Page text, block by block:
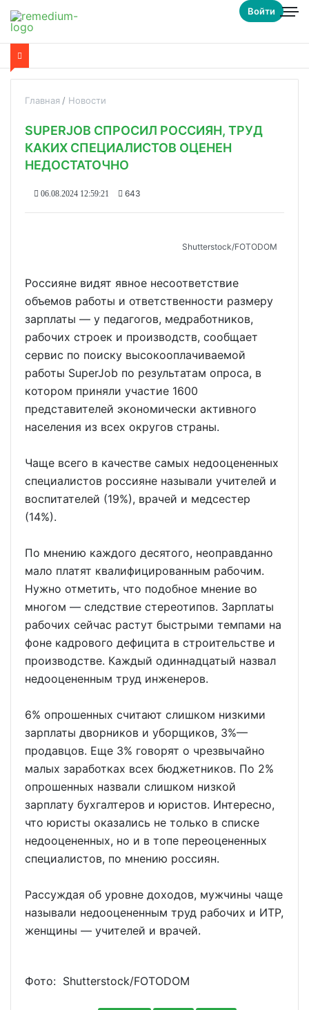
Войти
Главная Новости
SUPERJOB СПРОСИЛ РОССИЯН, ТРУД
КАКИХ СПЕЦИАЛИСТОВ ОЦЕНЕН
НЕДОСТАТОЧНО
06.08.2024 12:59:21 643
Shutterstoсk/FOTODOM
Россияне видят явное несоответствие
объемов работы и ответственности размеру
зарплаты — у педагогов, медработников,
рабочих строек и производств, сообщает
сервис по поиску высокооплачиваемой
работы SuperJob по результатам опроса, в
котором приняли участие 1600
представителей экономически активного
населения из всех округов страны.
Чаще всего в качестве самых недооцененных
специалистов россияне называли учителей и
воспитателей (19%), врачей и медсестер
(14%).
По мнению каждого десятого, неоправданно
мало платят квалифицированным рабочим.
Нужно отметить, что подобное мнение во
многом — следствие стереотипов. Зарплаты
рабочих сейчас растут быстрыми темпами на
фоне кадрового дефицита в строительстве и
производстве. Каждый одиннадцатый назвал
недооцененным труд инженеров.
6% опрошенных считают слишком низкими
зарплаты дворников и уборщиков, 3%—
продавцов. Еще 3% говорят о чрезвычайно
малых заработках всех бюджетников. По 2%
опрошенных назвали слишком низкой
зарплату бухгалтеров и юристов. Интересно,
что юристы оказались не только в списке
недооцененных, но и в топе переоцененных
специалистов, по мнению россиян.
Рассуждая об уровне доходов, мужчины чаще
называли недооцененным труд рабочих и ИТР,
женщины — учителей и врачей.
Фото: Shutterstoсk/FOTODOM